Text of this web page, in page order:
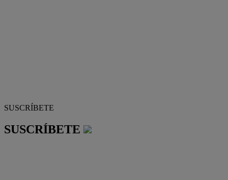
SUSCRÍBETE
SUSCRÍBETE